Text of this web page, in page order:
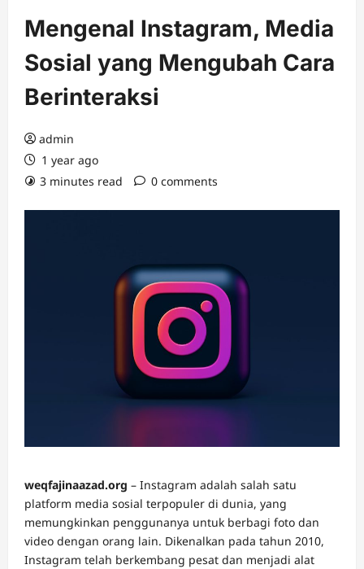
Mengenal Instagram, Media
Sosial yang Mengubah Cara
Berinteraksi
admin
1 year ago
3 minutes read
0 comments
weqfajinaazad.org – Instagram adalah salah satu
platform media sosial terpopuler di dunia, yang
memungkinkan penggunanya untuk berbagi foto dan
video dengan orang lain. Dikenalkan pada tahun 2010,
Instagram telah berkembang pesat dan menjadi alat